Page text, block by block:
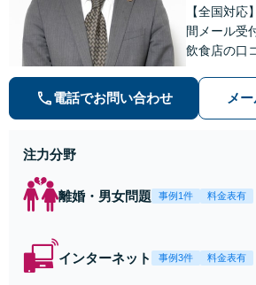
【全国対
間メール受
飲食店の口
の種類を問
早期対応で
電話でお問い合わせ メ
注力分野
離婚・男女問題 事例1件 料金表有
インターネット 事例3件 料金表有